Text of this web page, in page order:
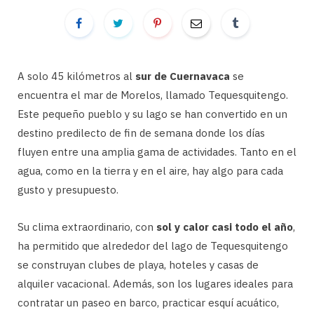
A solo 45 kilómetros al sur de Cuernavaca se
encuentra el mar de Morelos, llamado Tequesquitengo.
Este pequeño pueblo y su lago se han convertido en un
destino predilecto de fin de semana donde los días
fluyen entre una amplia gama de actividades. Tanto en el
agua, como en la tierra y en el aire, hay algo para cada
gusto y presupuesto.
Su clima extraordinario, con sol y calor casi todo el año,
ha permitido que alrededor del lago de Tequesquitengo
se construyan clubes de playa, hoteles y casas de
alquiler vacacional. Además, son los lugares ideales para
contratar un paseo en barco, practicar esquí acuático,